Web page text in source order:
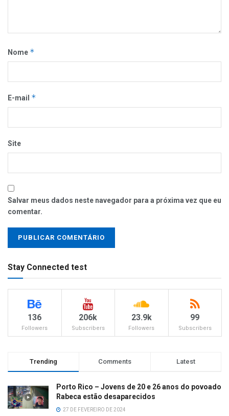
Nome *
E-mail *
Site
Salvar meus dados neste navegador para a próxima vez que eu
comentar.
Stay Connected test
136
Followers
206k
Subscribers
23.9k
Followers
99
Subscribers
Trending Comments Latest
Porto Rico – Jovens de 20 e 26 anos do povoado
Rabeca estão desaparecidos
27 DE FEVEREIRO DE 2024